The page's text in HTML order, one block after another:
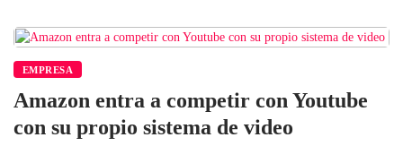
EMPRESA
Amazon entra a competir con Youtube
con su propio sistema de video